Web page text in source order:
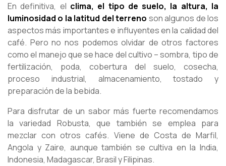
En definitiva, el clima, el tipo de suelo, la altura, la
luminosidad o la latitud del terreno son algunos de los
aspectos más importantes e influyentes en la calidad del
café. Pero no nos podemos olvidar de otros factores
como el manejo que se hace del cultivo – sombra, tipo de
fertilización, poda, cobertura del suelo, cosecha,
proceso industrial, almacenamiento, tostado y
preparación de la bebida.
Para disfrutar de un sabor más fuerte recomendamos
la variedad Robusta, que también se emplea para
mezclar con otros cafés. Viene de Costa de Marfil,
Angola y Zaire, aunque también se cultiva en la India,
Indonesia, Madagascar, Brasil y Filipinas.